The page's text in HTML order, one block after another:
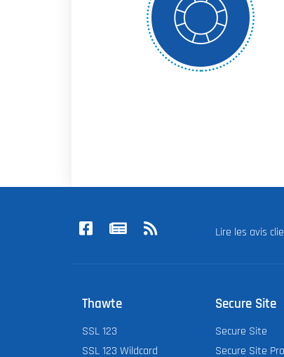
Lire les avis
Thawte
SSL 123
SSL 123 Wildcard
Secure Site
Secure Site
Secure Site Pro